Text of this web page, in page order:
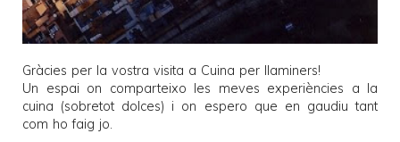
Gràcies per la vostra visita a Cuina per llaminers!
Un espai on comparteixo les meves experiències a la
cuina (sobretot dolces) i on espero que en gaudiu tant
com ho faig jo.